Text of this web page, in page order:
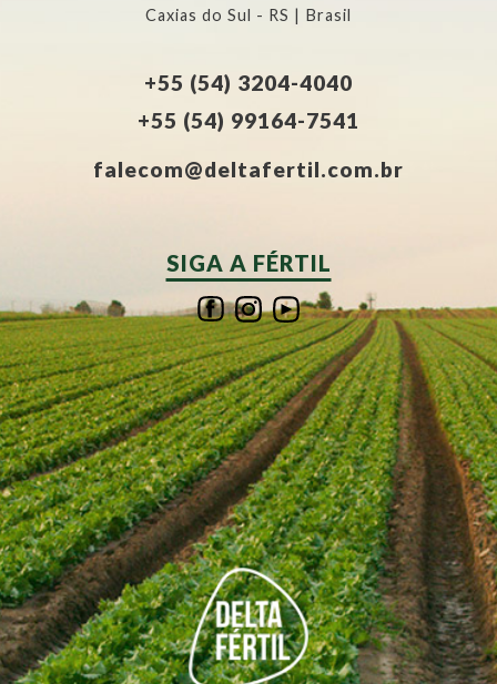
ENVIAR
Caxias do Sul - RS | Brasil
+55 (54) 3204-4040
+55 (54) 99164-7541
falecom@deltafertil.com.br
SIGA A FÉRTIL